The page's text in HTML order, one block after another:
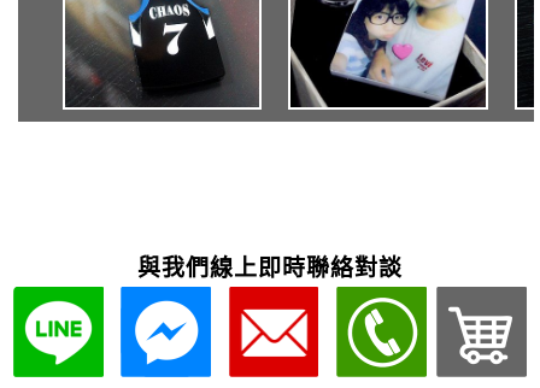
與我們線上即時聯絡對談